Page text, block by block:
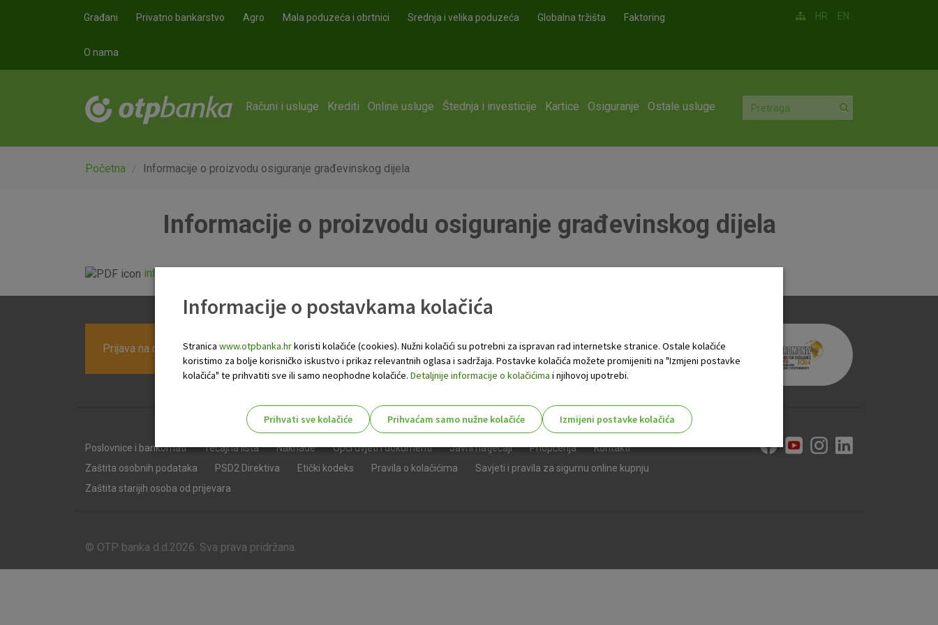
Građani Privatno bankarstvo Agro Mala poduzeća i obrtnici Srednja i velika poduzeća Globalna tržišta Faktoring
O nama
HR EN
Računi i usluge Krediti Online usluge Štednja i investicije Kartice Osiguranje Ostale usluge
Početna Informacije o proizvodu osiguranje građevinskog dijela
Informacije o proizvodu osiguranje građevinskog dijela
informacije o proizvodu osiguranje građevinskog dijela.pdf
Prijava na newsletter OTP banke
Poslovnice i bankomati Tečajna lista Naknade Opći uvjeti i dokumenti Javni natječaji Priopćenja
Kontakti
Zaštita osobnih podataka
PSD2 Direktiva Etički kodeks Pravila o kolačićima
Savjeti i pravila za sigurnu online kupnju
Zaštita starijih osoba od prijevara
© OTP banka d.d.2026. Sva prava pridržana.
Informacije o postavkama kolačića
Stranica www.otpbanka.hrkoristi kolačiće (cookies). Nužni kolačići su potrebni za ispravan rad internetske stranice. Ostale kolačiće
koristimo za bolje korisničko iskustvo i prikaz relevantnih oglasa i sadržaja. Postavke kolačića možete promijeniti na "Izmjeni postavke
kolačića" te prihvatiti sve ili samo neophodne kolačiće. Detaljnije informacije o kolačićima i njihovoj upotrebi.
Prihvati sve kolačiće Prihvaćam samo nužne kolačiće
Izmijeni postavke kolačića